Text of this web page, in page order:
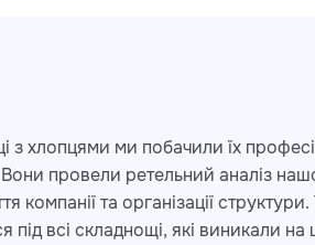
з хлопцями ми побачили їх
провели ретельний аналіз
компанії та організації
під всі складнощі, які виникали на